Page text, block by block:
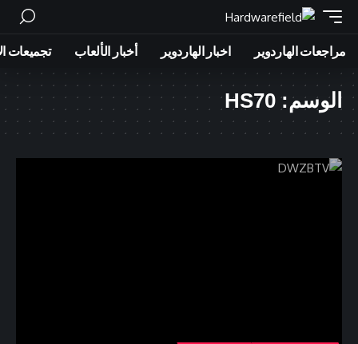
مراجعات الهاردوير اخبار الهاردوير أخبار الألعاب تجميعات
الوسم: HS70